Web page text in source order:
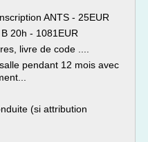
ANTS - 25EUR
20h - 1081EUR
livre de code ....
pendant 12 mois avec
(si attribution